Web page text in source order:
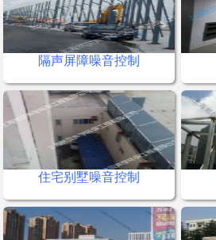
隔声屏障噪音控制
住宅别墅噪音控制